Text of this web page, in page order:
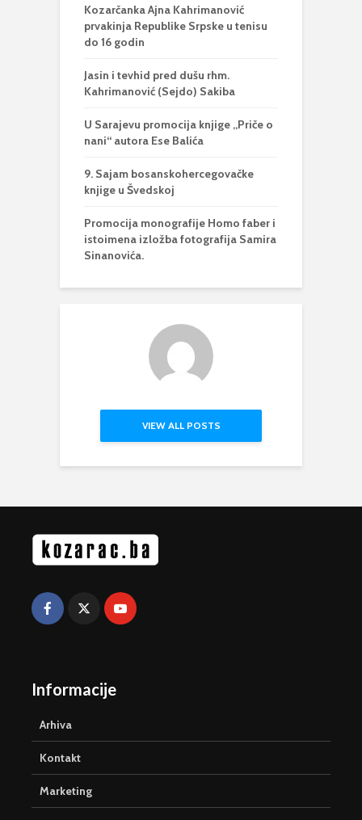
Kozarčanka Ajna Kahrimanović
prvakinja Republike Srpske u tenisu
do 16 godin
Jasin i tevhid pred dušu rhm.
Kahrimanović (Sejdo) Sakiba
U Sarajevu promocija knjige „Priče o
nani“ autora Ese Balića
9. Sajam bosanskohercegovačke
knjige u Švedskoj
Promocija monografije Homo faber i
istoimena izložba fotografija Samira
Sinanovića.
VIEW ALL POSTS
Informacije
Arhiva
Kontakt
Marketing